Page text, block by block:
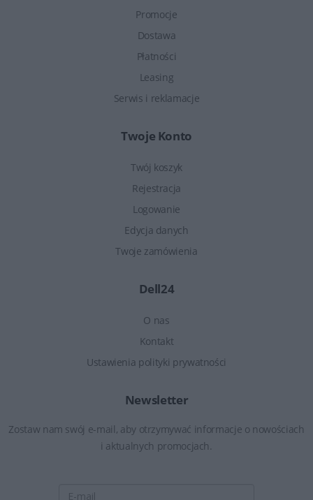
Promocje
Dostawa
Płatności
Leasing
Serwis i reklamacje
Twoje Konto
Twój koszyk
Rejestracja
Logowanie
Edycja danych
Twoje zamówienia
Dell24
O nas
Kontakt
Ustawienia polityki prywatności
Newsletter
Zostaw nam swój e-mail, aby otrzymywać informacje o nowościach
i aktualnych promocjach.